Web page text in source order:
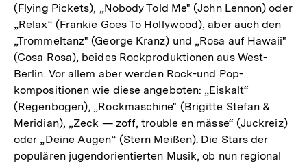
(Flying Pickets), „Nobody Told Me" (John Lennon) oder
„Relax“ (Frankie Goes To Hollywood), aber auch den
„Trommeltanz" (George Kranz) und „Rosa auf Hawaii"
(Cosa Rosa), beides Rockproduktionen aus West-
Berlin. Vor allem aber werden Rock-und Pop-
kompositionen wie diese angeboten: „Eiskalt“
(Regenbogen), „Rockmaschine" (Brigitte Stefan &
Meridian), „Zeck — zoff, trouble en mässe“ (Juckreiz)
oder „Deine Augen“ (Stern Meißen). Die Stars der
populären jugendorientierten Musik, ob nun regional